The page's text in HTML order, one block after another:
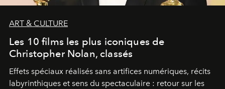
ART & CULTURE
Les 10 films les plus iconiques de
Christopher Nolan, classés
Effets spéciaux réalisés sans artifices numériques, récits
labyrinthiques et sens du spectaculaire : retour sur les